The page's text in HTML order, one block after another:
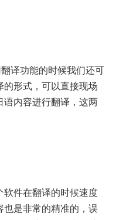
译功能的时候我们还可
形式，可以直接现场
内容进行翻译，这两
件在翻译的时候速度
是非常的精准的，误